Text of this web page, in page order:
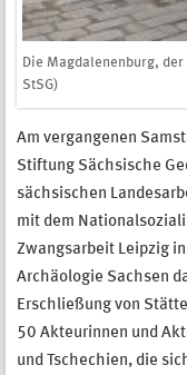
Die Magdalenenburg,
StSG)
Am vergangenen
Stiftung Sächsische
sächsischen
mit dem
Zwangsarbeit Leipzig
Archäologie Sachsen
Erschließung von
50 Akteurinnen und
und Tschechien, die